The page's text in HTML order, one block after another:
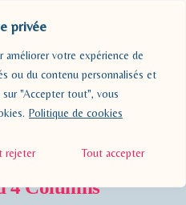
privée
votre expérience de
ou du contenu personnalisés et
sur "Accepter tout", vous
Politique de cookies
rejeter Tout accepter
4 Columns